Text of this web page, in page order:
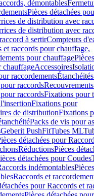
démontables
Pièces détachées
de distribution avec
de distribution avec
à sertirCompteurs
et raccords pour chauffage,
pour chauffage
chauffageAccessoires
raccordements
raccords
raccordsFixations pour
Fixations pour
de distributionFixations
Packs de vis pour
Geberit PushFitTubes ML
détachées pour
RéductionsPièces
détachées pour Coudes
indémontables
Raccords et
pour Raccords et